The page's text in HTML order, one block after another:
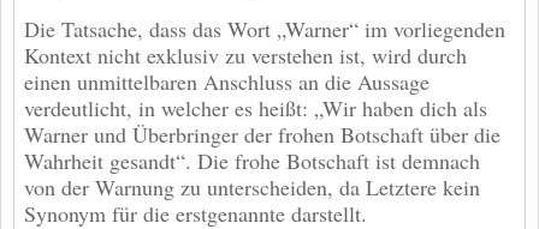
Die Tatsache, dass das Wort „Warner“ im vorliegenden
Kontext nicht exklusiv zu verstehen ist, wird durch
einen unmittelbaren Anschluss an die Aussage
verdeutlicht, in welcher es heißt: „Wir haben dich als
Warner und Überbringer der frohen Botschaft über die
Wahrheit gesandt“. Die frohe Botschaft ist demnach
von der Warnung zu unterscheiden, da Letztere kein
Synonym für die erstgenannte darstellt.